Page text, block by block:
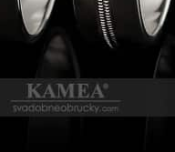
do 3 dní.
si termín s